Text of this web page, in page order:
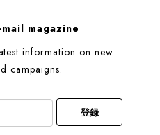
magazine
information on new
campaigns.
登録